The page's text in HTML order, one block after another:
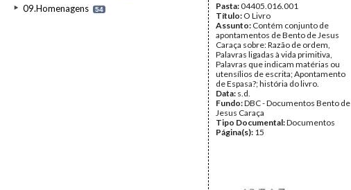
09.Homenagens 54 Pasta:04405.016.001
Título: O Livro
Assunto: Contém conjunto de
apontamentos de Bento de Jesus
Caraça sobre: Razão de ordem,
Palavras ligadas à vida primitiva,
Palavras que indicam matérias ou
utensílios de escrita; Apontamento
de Espasa?; história do livro.
Data: s.d.
Fundo:DBC - Documentos Bento de
Jesus Caraça
Tipo Documental:Documentos
Página(s): 15